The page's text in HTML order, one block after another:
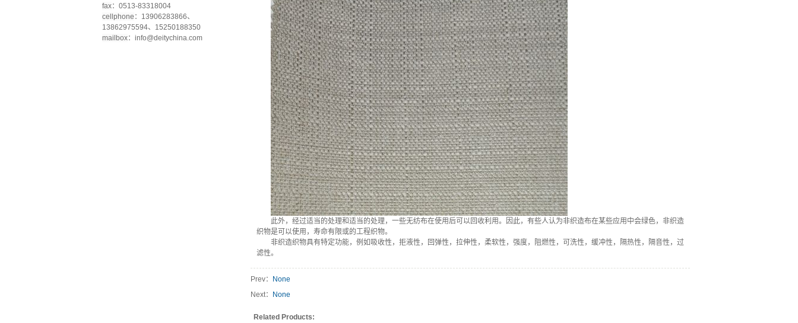
fax：0513-83318004
cellphone ：13906283866、
13862975594、15250188350
mailbox： info@deitychina.com
此外，经过适当的处理和适当的处理，一些无纺布在使用后可以回收利用。因此，有些人认为非织造布在某些应用中会绿色，非织造
织物是可以使用，寿命有限或的工程织物。
非织造织物具有特定功能，例如吸收性，拒液性，回弹性，拉伸性，柔软性，强度，阻燃性，可洗性，缓冲性，隔热性，隔音性，过
滤性。
Prev：
None
Next：
None
Related Products: